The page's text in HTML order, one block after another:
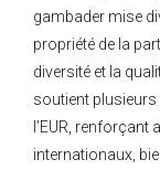
gambader mise
propriété de la
diversité et la
soutient plusieurs
l’EUR,
internationaux,